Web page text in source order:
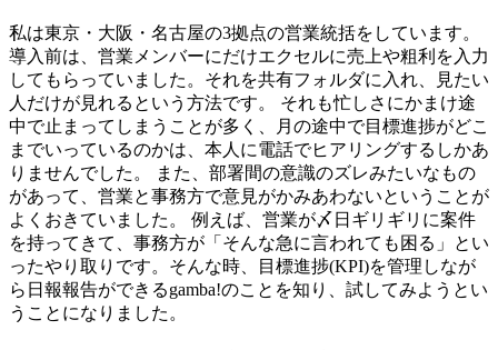
私は東京・大阪・名古屋の3拠点の営業統括をしています。
導入前は、営業メンバーにだけエクセルに売上や粗利を入力
してもらっていました。それを共有フォルダに入れ、見たい
人だけが見れるという方法です。
それも忙しさにかまけ途
中で止まってしまうことが多く、月の途中で目標進捗がどこ
までいっているのかは、本人に電話でヒアリングするしかあ
りませんでした。
また、 部署間の意識のズレみたいなもの
があって、営業と事務方で意見がかみあわないということが
よくおきていました。
例えば、営業が〆日ギリギリに案件
を持ってきて、事務方が「そんな急に言われても困る」とい
ったやり取りです。 そんな時、目標進捗(KPI)を管理しなが
ら日報報告ができるgamba!のことを知り、試してみようとい
うことになりました。